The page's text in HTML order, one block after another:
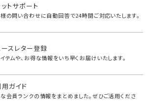
トサポート
の問い合わせに自動回答で24時間ご対応いたします。
ースレター登録
テムや、お得な情報をいち早く お届けいたします。
ガイド
会員ランクの情報をまとめました。ぜひご活用くださ